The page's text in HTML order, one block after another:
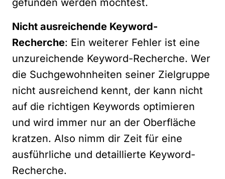
Nicht ausreichende Keyword-
Recherche: Ein weiterer Fehler ist eine
unzureichende Keyword-Recherche. Wer
die Suchgewohnheiten seiner Zielgruppe
nicht ausreichend kennt, der kann nicht
auf die richtigen Keywords optimieren
und wird immer nur an der Oberfläche
kratzen. Also nimm dir Zeit für eine
ausführliche und detaillierte Keyword-
Recherche.